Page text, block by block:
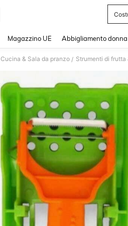
Magazzino UE Abbigliamento donna
Cucina & Sala da pranzo / Strumenti di frutta